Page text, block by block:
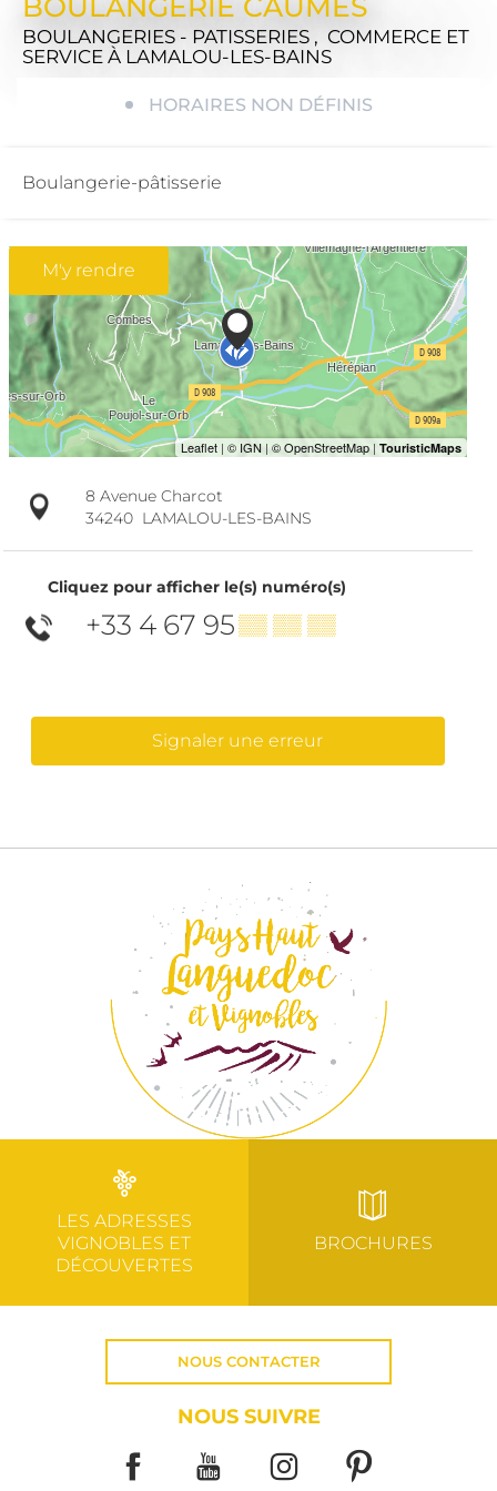
BOULANGERIES - PATISSERIES , COMMERCE ET
SERVICE À LAMALOU-LES-BAINS
HORAIRES NON DÉFINIS
Boulangerie-pâtisserie
M'y rendre
8 Avenue Charcot
34240 LAMALOU-LES-BAINS
Cliquez pour afficher le(s) numéro(s)
+33 4 67 95▒▒ ▒▒ ▒▒
Signaler une erreur
LES ADRESSES
VIGNOBLES ET
DÉCOUVERTES
BROCHURES
NOUS CONTACTER
NOUS SUIVRE